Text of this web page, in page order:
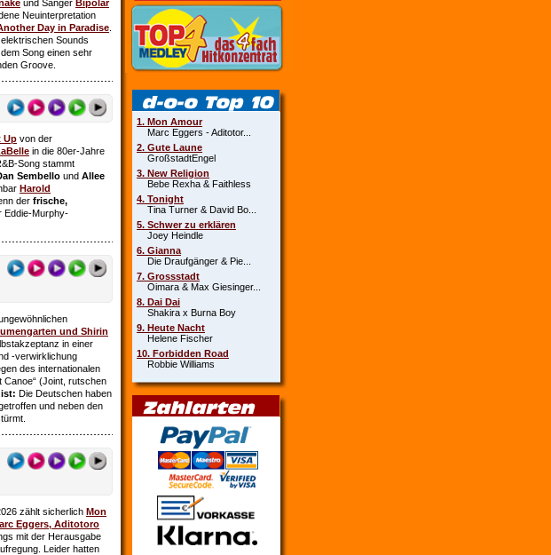
und Sänger Bipolar
Neuinterpretation
Day in Paradise
Sounds
Song einen sehr
Groove.
Up von der
in die 80er-Jahre
Song stammt
Sembello und Allee
Harold
der frische,
Eddie-Murphy-
und Shirin
in einer
‑verwirklichung
des internationalen
Canoe“ (Joint, rutschen
Die Deutschen haben
und neben den
zählt sicherlich Mon
Eggers, Aditotoro
mit der Herausgabe
Leider hatten
1. Mon Amour
Marc Eggers - Aditotor...
2. Gute Laune
GroßstadtEngel
3. New Religion
Bebe Rexha & Faithless
4. Tonight
Tina Turner & David Bo...
5. Schwer zu erklären
Joey Heindle
6. Gianna
Die Draufgänger & Pie...
7. Grossstadt
Oimara & Max Giesinger...
8. Dai Dai
Shakira x Burna Boy
9. Heute Nacht
Helene Fischer
10. Forbidden Road
Robbie Williams